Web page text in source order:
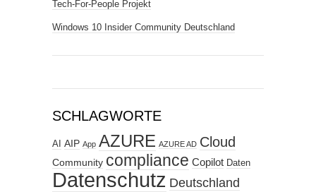
Tech-For-People Projekt
Windows 10 Insider Community Deutschland
SCHLAGWORTE
AI AIP App AZURE AZURE AD Cloud
Community compliance Copilot Daten
Datenschutz Deutschland